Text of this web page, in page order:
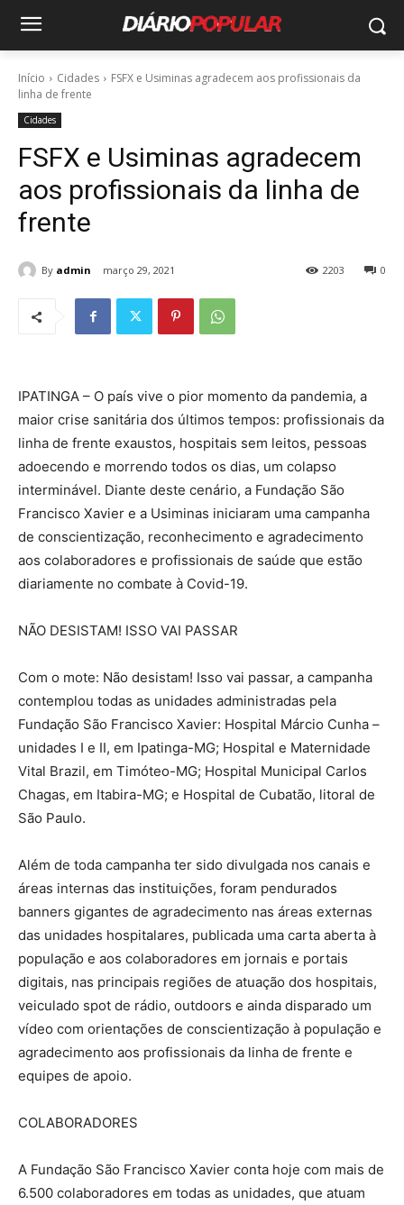
Início Cidades
FSFX e Usiminas agradecem aos profissionais da
linha de frente
Cidades
FSFX e Usiminas agradecem
aos profissionais da linha de
frente
By admin março 29, 2021 0
2203
IPATINGA – O país vive o pior momento da pandemia, a
maior crise sanitária dos últimos tempos: profissionais da
linha de frente exaustos, hospitais sem leitos, pessoas
adoecendo e morrendo todos os dias, um colapso
interminável. Diante deste cenário, a Fundação São
Francisco Xavier e a Usiminas iniciaram uma campanha
de conscientização, reconhecimento e agradecimento
aos colaboradores e profissionais de saúde que estão
diariamente no combate à Covid-19.
NÃO DESISTAM! ISSO VAI PASSAR
Com o mote: Não desistam! Isso vai passar, a campanha
contemplou todas as unidades administradas pela
Fundação São Francisco Xavier: Hospital Márcio Cunha –
unidades I e II, em Ipatinga-MG; Hospital e Maternidade
Vital Brazil, em Timóteo-MG; Hospital Municipal Carlos
Chagas, em Itabira-MG; e Hospital de Cubatão, litoral de
São Paulo.
Além de toda campanha ter sido divulgada nos canais e
áreas internas das instituições, foram pendurados
banners gigantes de agradecimento nas áreas externas
das unidades hospitalares, publicada uma carta aberta à
população e aos colaboradores em jornais e portais
digitais, nas principais regiões de atuação dos hospitais,
veiculado spot de rádio, outdoors e ainda disparado um
vídeo com orientações de conscientização à população e
agradecimento aos profissionais da linha de frente e
equipes de apoio.
COLABORADORES
A Fundação São Francisco Xavier conta hoje com mais de
6.500 colaboradores em todas as unidades, que atuam